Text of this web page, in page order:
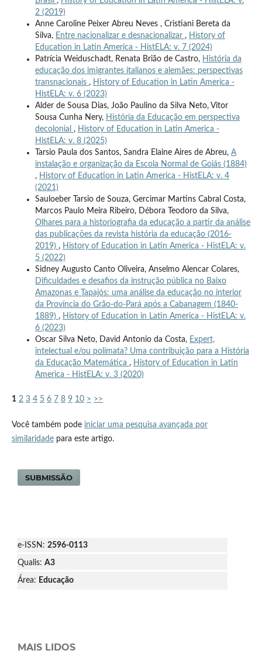
2 (2019)
Anne Caroline Peixer Abreu Neves , Cristiani Bereta da
Silva, Entre nacionalizar e desnacionalizar , History of
Education in Latin America - HistELA: v. 7 (2024)
Patrícia Weiduschadt, Renata Brião de Castro, História da
educação dos imigrantes italianos e alemães: perspectivas
transnacionais , History of Education in Latin America -
HistELA: v. 6 (2023)
Alder de Sousa Dias, João Paulino da Silva Neto, Vitor
Sousa Cunha Nery, História da Educação em perspectiva
decolonial , History of Education in Latin America -
HistELA: v. 8 (2025)
Tarsio Paula dos Santos, Sandra Elaine Aires de Abreu, A
instalação e organização da Escola Normal de Goiás (1884)
, History of Education in Latin America - HistELA: v. 4
(2021)
Sauloeber Tarsio de Souza, Gercimar Martins Cabral Costa,
Marcos Paulo Meira Ribeiro, Débora Teodoro da Silva,
Olhares para a historiografia da educação a partir da análise
das publicações da revista história da educação (2016-
2019) , History of Education in Latin America - HistELA: v.
5 (2022)
Sidney Augusto Canto Oliveira, Anselmo Alencar Colares,
Dificuldades e desafios da instrução pública no Baixo
Amazonas e Tapajós: uma análise da educação no interior
da Província do Grão-do-Pará após a Cabanagem (1840-
1889) , History of Education in Latin America - HistELA: v.
6 (2023)
Oscar Silva Neto, David Antonio da Costa, Expert,
intelectual e/ou polímata? Uma contribuição para a História
da Educação Matemática , History of Education in Latin
America - HistELA: v. 3 (2020)
1 2 3 4 5 6 7 8 9 10 > >>
Você também pode iniciar uma pesquisa avançada por
similaridadepara este artigo.
SUBMISSÃO
e-ISSN: 2596-0113
Qualis: A3
Área: Educação
MAIS LIDOS